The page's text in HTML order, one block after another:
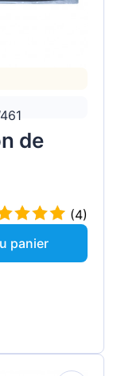
de
(4)
panier